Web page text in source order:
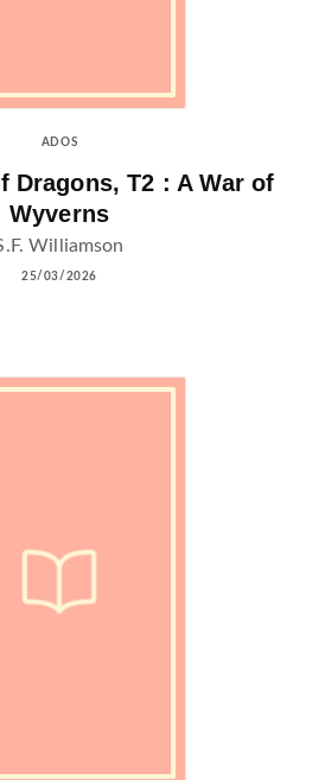
ADOS
Dragons, T2 : A War of
Wyverns
Williamson
25/03/2026